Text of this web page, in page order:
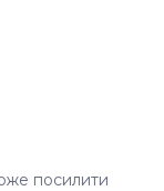
посилити